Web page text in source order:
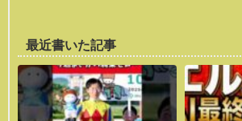
最近書いた記事